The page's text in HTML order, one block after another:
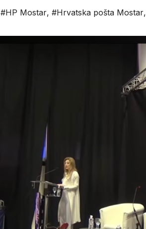
#HP Mostar, #Hrvatska pošta Mostar,